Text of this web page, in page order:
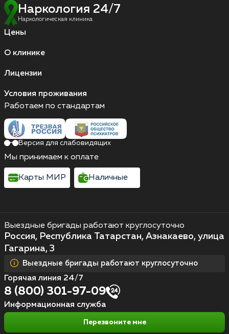
Наркология 24/7
Наркологическая клиника
Цены
О клинике
Лицензии
Условия проживания
Выездные бригады работают круглосуточно
Россия, Республика Татарстан, Азнакаево, улица
Гагарина, 3
Выездные бригады работают круглосуточно
Горячая линия 24/7
8 (800) 301-97-09
Информационная служба
Перезвоните мне
Работаем по стандартам
Версия для слабовидящих
Мы принимаем к оплате
Карты МИР Наличные